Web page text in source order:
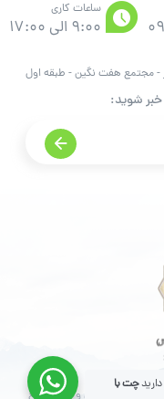
ساعات کاری
9:00 الی 17:00
- مجتمع هفت نگین - طبقه اول
خبر شوید:
مقاصد غیرتجاری و با ذکر منبع
داریدچت با